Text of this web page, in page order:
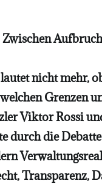
nicht mehr,
Grenzen
Viktor Rossi
durch die
Transparenz,